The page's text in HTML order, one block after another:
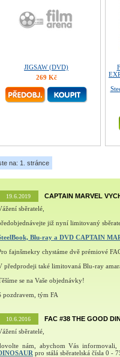
JIGSAW (DVD)
269 Kč
na: 1. stránce
19.6.2019
CAPTAIN MARVEL
sběratelé,
již nyní limitovaný
Blu-ray a DVD CAPTAIN
fajnšmekry chystáme dvě prémiové
předprodeji také limitovaná Blu-ray
se na Vaše objednávky!
pozdravem, tým FA
10.6.2016
FAC #38 THE GOOD
sběratelé,
nám, abychom Vás
pro stálá sběratelská čísla 0 -